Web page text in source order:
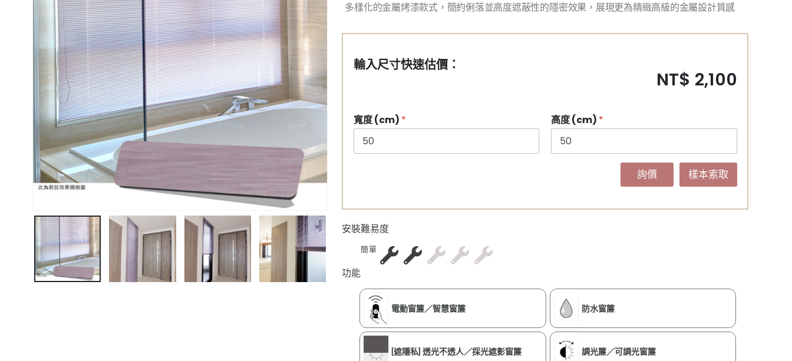
多樣化的金屬烤漆款式，簡約俐落並高度遮蔽性的隱密效果，展現更為精緻高級的金屬設計質感
輸入尺寸快速估價：
NT$ 2,100
寬度 (cm) * 高度 (cm) *
詢價 樣本索取
安裝難易度
簡單
功能
電動窗簾／智慧窗簾 防水窗簾
[遮隱私] 透光不透人／採光遮影窗簾 調光簾／可調光窗簾